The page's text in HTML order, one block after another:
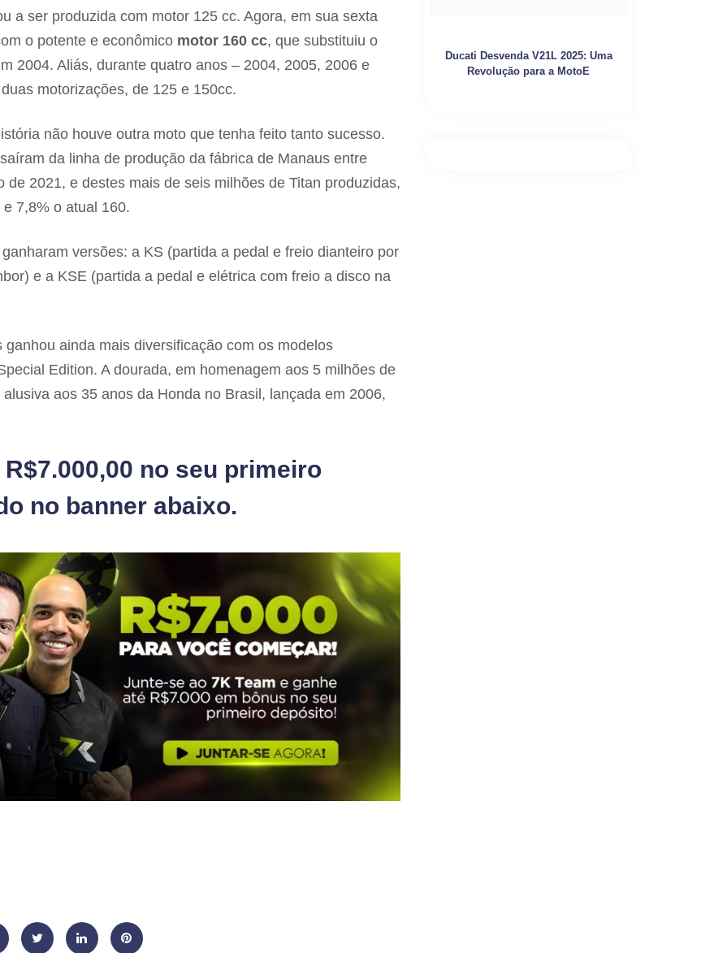
a ser produzida com motor 125 cc. Agora, em sua sexta
o potente e econômico motor 160 cc, que substituiu o
2004. Aliás, durante quatro anos – 2004, 2005, 2006 e
motorizações, de 125 e 150cc.
não houve outra moto que tenha feito tanto sucesso.
saíram da linha de produção da fábrica de Manaus entre
2021, e destes mais de seis milhões de Titan produzidas,
7,8% o atual 160.
versões: a KS (partida a pedal e freio dianteiro por
e a KSE (partida a pedal e elétrica com freio a disco na
ainda mais diversificação com os modelos
Edition. A dourada, em homenagem aos 5 milhões de
aos 35 anos da Honda no Brasil, lançada em 2006,
no seu primeiro
no banner abaixo.
Ducati Desvenda V21L 2025: Uma
Revolução para a MotoE